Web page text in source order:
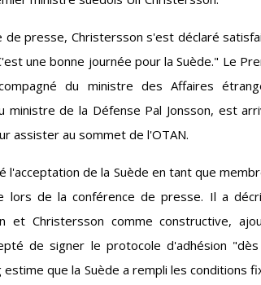
de presse, Christersson s'est déclaré
une bonne journée pour la Suède." Le
du ministre des Affaires
ministre de la Défense Pal Jonsson, est
assister au sommet de l'OTAN.
l'acceptation de la Suède en tant que
lors de la conférence de presse. Il a
et Christersson comme constructive,
de signer le protocole d'adhésion
que la Suède a rempli les conditions